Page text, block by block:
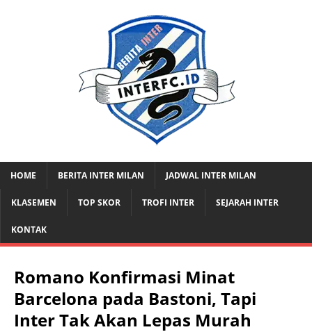
HOME BERITA INTER MILAN JADWAL INTER MILAN
KLASEMEN TOP SKOR TROFI INTER SEJARAH INTER
KONTAK
Romano Konfirmasi Minat
Barcelona pada Bastoni, Tapi
Inter Tak Akan Lepas Murah